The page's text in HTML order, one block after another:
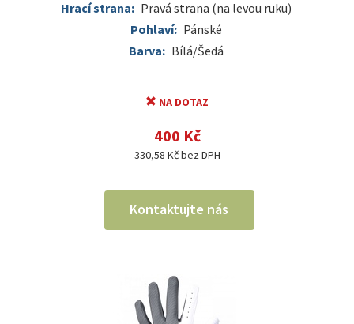
Hrací strana: Pravá strana (na levou ruku)
Pohlaví: Pánské
Barva: Bílá/Šedá
NA DOTAZ
400 Kč
330,58 Kč bez DPH
Kontaktujte nás